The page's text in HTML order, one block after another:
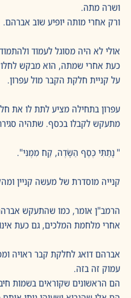
ושרה מתה.
ורק אחרי מותה יופיע שוב אברהם.
אולי לא היה מסוגל לעמוד
כעת אחרי שמתה, הוא מבקש
על קניית חלקת הקבר מול עפרון.
עפרון בתחילה מציע לתת לו את
מתעקש לקבלו בכסף. שתהיה
" נָתַתִּי כֶּסֶף הַשָּׂדֶה, קַח מִמֶּנִּי".
קנייה מוסדרת של מעשה קניין
הרמב"ן אומר, כמו שהתעקש
אחרי מלחמת המלכים, גם כעת
אברהם דואג לחלקת קבר ראויה
עמוק זה בזה.
הם הראשונים שקוראים בשמות